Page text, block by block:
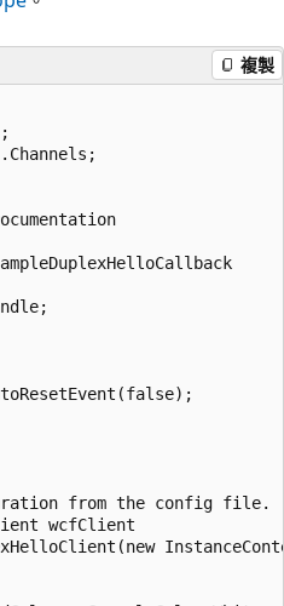
複製
from the config file.
wcfClient